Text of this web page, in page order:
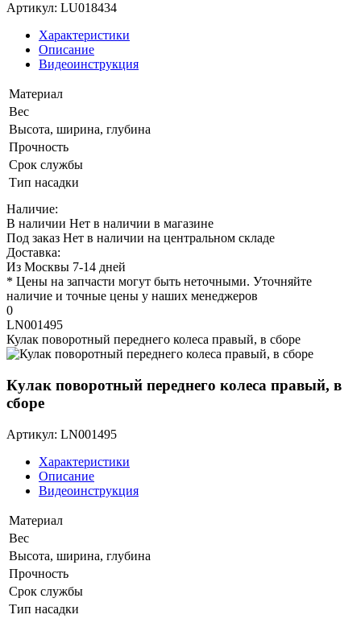
Артикул: LU018434
Характеристики
Описание
Видеоинструкция
Материал
Вес
Высота, ширина, глубина
Прочность
Срок службы
Тип насадки
Наличие:
В наличии Нет в наличии в магазине
Под заказ Нет в наличии на центральном складе
Доставка:
Из Москвы 7-14 дней
* Цены на запчасти могут быть неточными. Уточняйте
наличие и точные цены у наших менеджеров
0
LN001495
Кулак поворотный переднего колеса правый, в сборе
Кулак поворотный переднего колеса правый, в
сборе
Артикул: LN001495
Характеристики
Описание
Видеоинструкция
Материал
Вес
Высота, ширина, глубина
Прочность
Срок службы
Тип насадки